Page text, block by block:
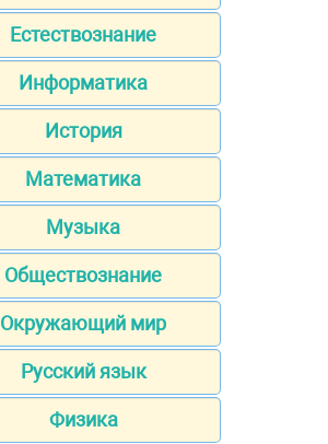
Естествознание
Информатика
История
Математика
Музыка
Обществознание
Окружающий мир
Русский язык
Физика